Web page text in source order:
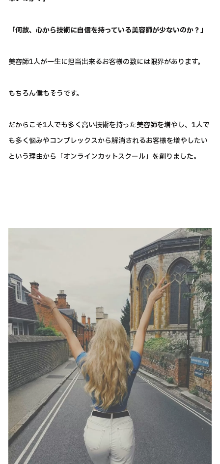
「何故、心から技術に自信を持っている美容師が少ないのか？」
美容師1人が一生に担当出来るお客様の数には限界があります。
もちろん僕もそうです。
だからこそ1人でも多く高い技術を持った美容師を増やし、1人で
も多く悩みやコンプレックスから解消されるお客様を増やしたい
という理由から「オンラインカットスクール」を創りました。